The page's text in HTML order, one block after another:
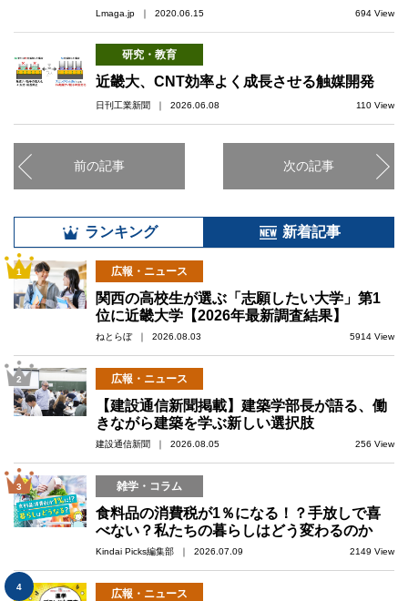
Lmaga.jp ｜ 2020.06.15 694 View
研究・教育
近畿大、CNT効率よく成長させる触媒開発
日刊工業新聞 ｜ 2026.06.08 110 View
前の記事 次の記事
ランキング 新着記事
1 広報・ニュース
関西の高校生が選ぶ「志願したい大学」第1
位に近畿大学【2026年最新調査結果】
ねとらぼ ｜ 2026.08.03 5914 View
2 広報・ニュース
【建設通信新聞掲載】建築学部長が語る、働
きながら建築を学ぶ新しい選択肢
建設通信新聞 ｜ 2026.08.05 256 View
3 雑学・コラム
食料品の消費税が1％になる！？手放しで喜
べない？私たちの暮らしはどう変わるのか
Kindai Picks編集部 ｜ 2026.07.09 2149 View
4
広報・ニュース